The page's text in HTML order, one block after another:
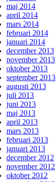
maj 2014
april 2014
mars 2014
februari 2014
januari 2014
december 2013
november 2013
oktober 2013
september 2013
augusti 2013
juli 2013
juni 2013
maj 2013
april 2013
mars 2013
februari 2013
januari 2013
december 2012
november 2012
oktober 2012